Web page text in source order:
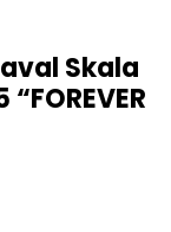
Skala